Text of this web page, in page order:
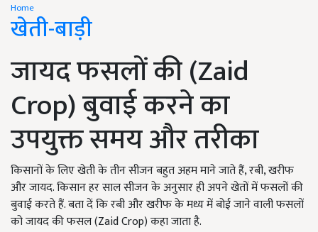
Home
खेती-बाड़ी
जायद फसलों की (Zaid
Crop) बुवाई करने का
उपयुक्त समय और तरीका
किसानों के लिए खेती के तीन सीजन बहुत अहम माने जाते हैं, रबी, खरीफ
और जायद. किसान हर साल सीजन के अनुसार ही अपने खेतों में फसलों की
बुवाई करते हैं. बता दें कि रबी और खरीफ के मध्य में बोई जाने वाली फसलों
को जायद की फसल (Zaid Crop) कहा जाता है.